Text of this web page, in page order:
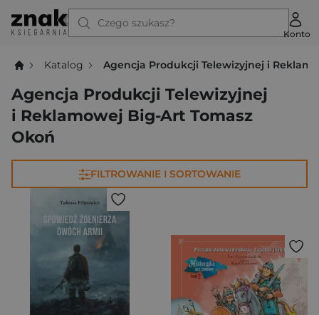
Czego szukasz?
Konto
Katalog Agencja Produkcji Telewizyjnej i
Agencja Produkcji Telewizyjnej
i Reklamowej Big-Art Tomasz
Okoń
FILTROWANIE I SORTOWANIE